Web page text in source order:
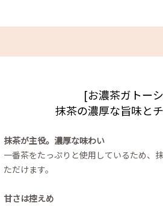
[お濃茶ガトー
抹茶の濃厚な旨味と
抹茶が主役。濃厚な味わい
一番茶をたっぷりと使用しているため、
ただけます。
甘さは控えめ